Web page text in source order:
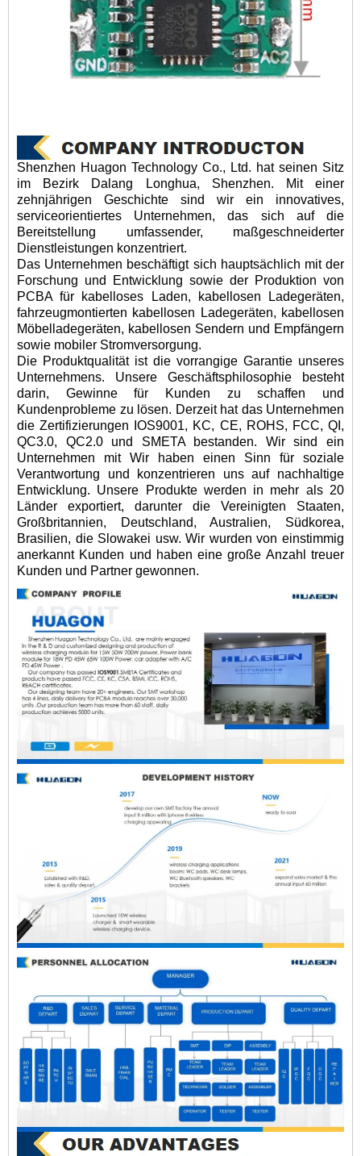
Shenzhen Huagon Technology Co., Ltd. hat seinen Sitz
im Bezirk Dalang Longhua, Shenzhen. Mit einer
zehnjährigen Geschichte sind wir ein innovatives,
serviceorientiertes Unternehmen, das sich auf die
Bereitstellung umfassender, maßgeschneiderter
Dienstleistungen konzentriert.
Das Unternehmen beschäftigt sich hauptsächlich mit der
Forschung und Entwicklung sowie der Produktion von
PCBA für kabelloses Laden, kabellosen Ladegeräten,
fahrzeugmontierten kabellosen Ladegeräten, kabellosen
Möbelladegeräten, kabellosen Sendern und Empfängern
sowie mobiler Stromversorgung.
Die Produktqualität ist die vorrangige Garantie unseres
Unternehmens. Unsere Geschäftsphilosophie besteht
darin, Gewinne für Kunden zu schaffen und
Kundenprobleme zu lösen. Derzeit hat das Unternehmen
die Zertifizierungen IOS9001, KC, CE, ROHS, FCC, QI,
QC3.0, QC2.0 und SMETA bestanden. Wir sind ein
Unternehmen mit Wir haben einen Sinn für soziale
Verantwortung und konzentrieren uns auf nachhaltige
Entwicklung. Unsere Produkte werden in mehr als 20
Länder exportiert, darunter die Vereinigten Staaten,
Großbritannien, Deutschland, Australien, Südkorea,
Brasilien, die Slowakei usw. Wir wurden von einstimmig
anerkannt Kunden und haben eine große Anzahl treuer
Kunden und Partner gewonnen.